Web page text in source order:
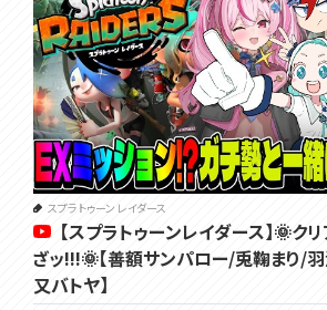
スプラトゥーン レイダース
【スプラトゥーンレイダース】🌞
ざッ!!!🌞【善額サンパロー/兎鞠まり/
又バトヤ】